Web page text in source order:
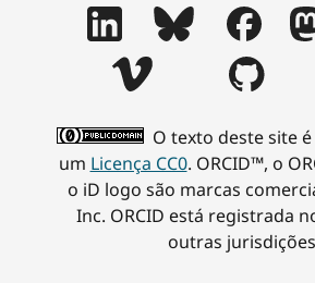
O texto deste site
um Licença CC0. ORCID™, o
o iD logo são marcas
Inc. ORCID está registrada
outras